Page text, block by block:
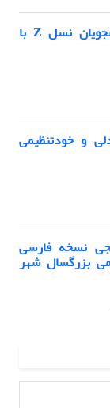
شناسایی راهبردهای تنظیم هیجان در دانشجویان نسل Z با
و خودتنظیمی
نسخه فارسی
بزرگسال شهر